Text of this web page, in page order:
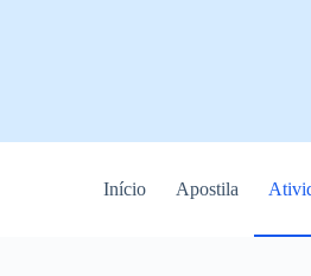
Início Apostila